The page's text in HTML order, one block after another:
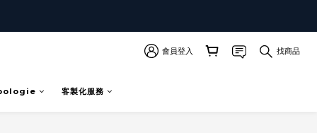
會員登入 找商品
客製化服務